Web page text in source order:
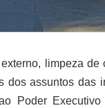
limpeza
dos assuntos das
Poder